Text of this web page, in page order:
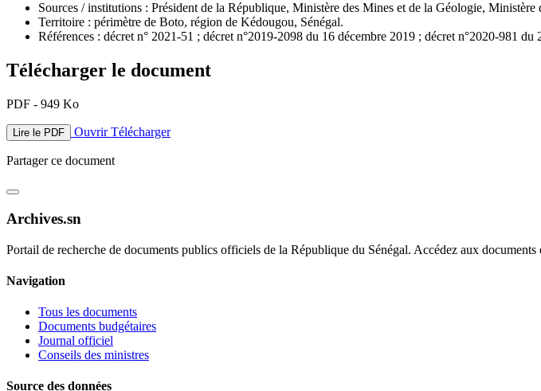
Sources / institutions : Président de la République, Ministère des Mines et de la Géologie, Ministère
Territoire : périmètre de Boto, région de Kédougou, Sénégal.
Références : décret n° 2021-51 ; décret n°2019-2098 du 16 décembre 2019 ; décret n°2020-981
Télécharger le document
PDF - 949 Ko
Lire le PDF OuvrirTélécharger
Partager ce document
Archives.sn
Portail de recherche de documents publics officiels de la République du Sénégal. Accédez aux
Navigation
Tous les documents
Documents budgétaires
Journal officiel
Conseils des ministres
Source des données